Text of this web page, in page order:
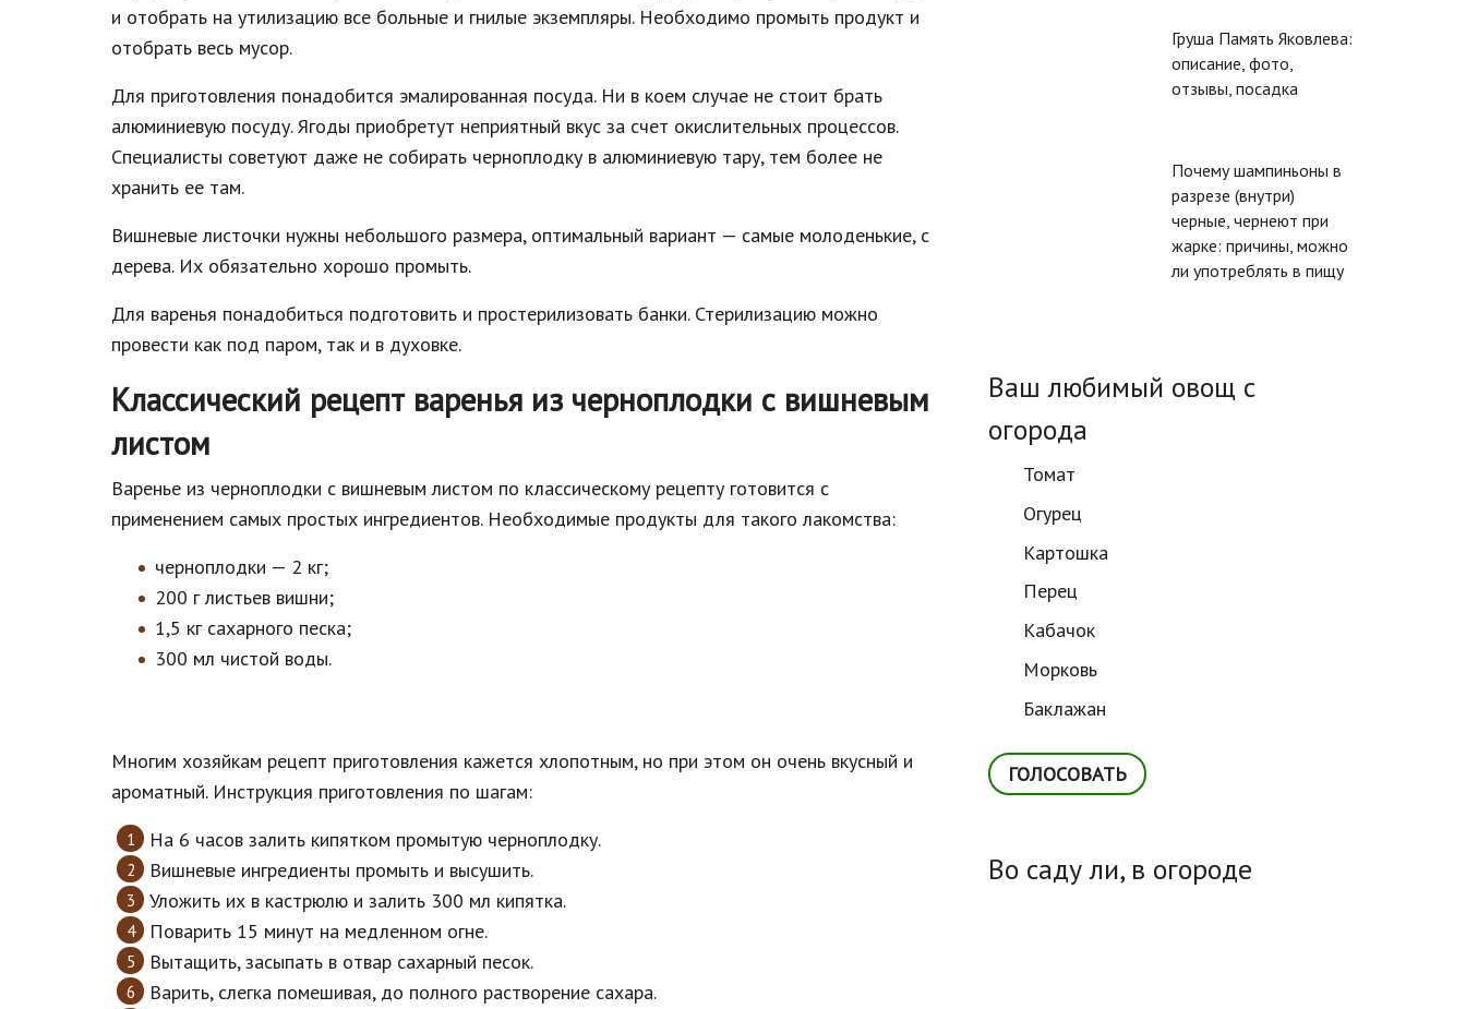
и отобрать на утилизацию все больные и гнилые экземпляры. Необходимо промыть продукт и
отобрать весь мусор.
Для приготовления понадобится эмалированная посуда. Ни в коем случае не стоит брать
алюминиевую посуду. Ягоды приобретут неприятный вкус за счет окислительных процессов.
Специалисты советуют даже не собирать черноплодку в алюминиевую тару, тем более не
хранить ее там.
Вишневые листочки нужны небольшого размера, оптимальный вариант — самые молоденькие, с
дерева. Их обязательно хорошо промыть.
Для варенья понадобиться подготовить и простерилизовать банки. Стерилизацию можно
провести как под паром, так и в духовке.
Классический рецепт варенья из черноплодки с вишневым
листом
Варенье из черноплодки с вишневым листом по классическому рецепту готовится с
применением самых простых ингредиентов. Необходимые продукты для такого лакомства:
черноплодки — 2 кг;
200 г листьев вишни;
1,5 кг сахарного песка;
300 мл чистой воды.
Многим хозяйкам рецепт приготовления кажется хлопотным, но при этом он очень вкусный и
ароматный. Инструкция приготовления по шагам:
На 6 часов залить кипятком промытую черноплодку.
Вишневые ингредиенты промыть и высушить.
Уложить их в кастрюлю и залить 300 мл кипятка.
Поварить 15 минут на медленном огне.
Вытащить, засыпать в отвар сахарный песок.
Варить, слегка помешивая, до полного растворение сахара.
Груша Память Яковлева:
описание, фото,
отзывы, посадка
Почему шампиньоны в
разрезе (внутри)
черные, чернеют при
жарке: причины, можно
ли употреблять в пищу
Ваш любимый овощ с
огорода
Томат
Огурец
Картошка
Перец
Кабачок
Морковь
Баклажан
Во саду ли, в огороде